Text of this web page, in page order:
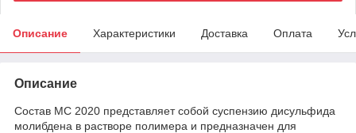
Описание Характеристики Доставка Оплата
Описание
Состав МС 2020 представляет собой суспензию дисульфида
молибдена в растворе полимера и предназначен для